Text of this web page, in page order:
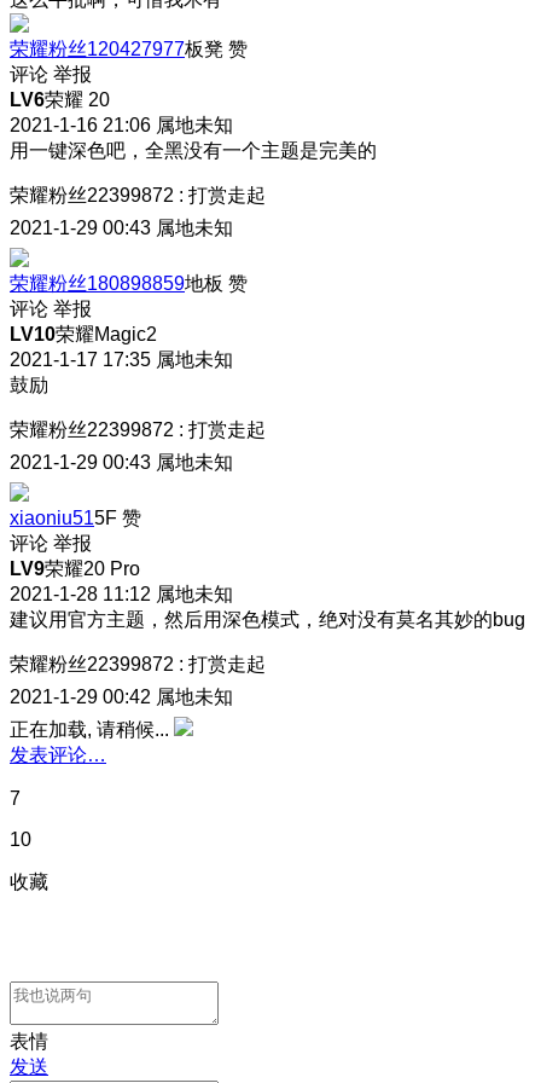
荣耀粉丝120427977板凳 赞
评论 举报
LV6荣耀 20
2021-1-16 21:06 属地未知
用一键深色吧，全黑没有一个主题是完美的
荣耀粉丝22399872 : 打赏走起
2021-1-29 00:43 属地未知
荣耀粉丝180898859地板 赞
评论 举报
LV10荣耀Magic2
2021-1-17 17:35 属地未知
鼓励
荣耀粉丝22399872 : 打赏走起
2021-1-29 00:43 属地未知
xiaoniu515F 赞
评论 举报
LV9荣耀20 Pro
2021-1-28 11:12 属地未知
建议用官方主题，然后用深色模式，绝对没有莫名其妙的bug
荣耀粉丝22399872 : 打赏走起
2021-1-29 00:42 属地未知
正在加载, 请稍候...
发表评论…
7
10
收藏
表情
发送